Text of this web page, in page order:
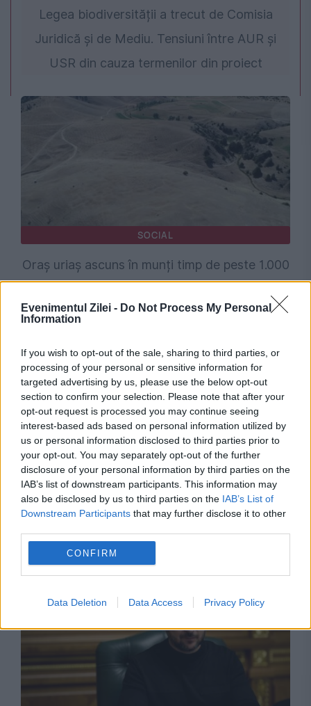
Evenimentul Zilei - Do Not Process My Personal
Information
If you wish to opt-out of the sale, sharing to third parties, or
processing of your personal or sensitive information for
targeted advertising by us, please use the below opt-out
section to confirm your selection. Please note that after your
opt-out request is processed you may continue seeing
interest-based ads based on personal information utilized by
us or personal information disclosed to third parties prior to
your opt-out. You may separately opt-out of the further
disclosure of your personal information by third parties on the
IAB’s list of downstream participants. This information may
also be disclosed by us to third parties on the IAB’s List of
Downstream Participants that may further disclose it to other
CONFIRM
Data Deletion Data Access Privacy Policy
Legea biodiversității a trecut de Comisia
Juridică și de Mediu. Tensiuni între AUR și
USR din cauza termenilor din proiect
SOCIAL
Oraș uriaș ascuns în munți timp de peste 1.000
așezării
INTERNATIONAL
Facturi astronomice primite de clienții
Amazon. Mai mulți utilizatori s-au trezit cu
datorii de până la 1,5 trilioane de dolari